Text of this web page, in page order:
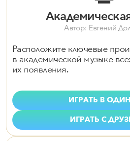
Автор: Евгений
Расположите ключевые
в академической музыке
их появления.
ИГРАТЬ В
ИГРАТЬ С